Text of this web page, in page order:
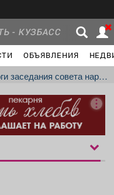
- КУЗБАСС
ОБЪЯВЛЕНИЯ
Услуги
заседания совета народных депутатов